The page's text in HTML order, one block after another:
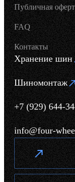
Публичная
FAQ
Контакты
Хранение шин
Шиномонтаж
+7 (929) 644-
info@four-